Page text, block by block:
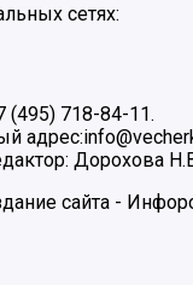
сетях:
(495) 718-84-11.
адрес:
Дорохова
сайта -